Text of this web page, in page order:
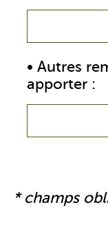
• Autres
apporter :
* champs